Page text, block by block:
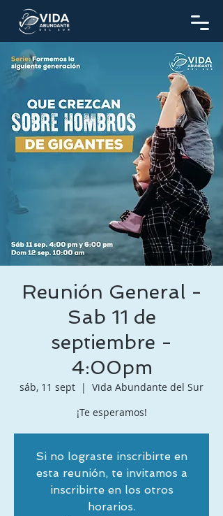
Reunión General -
Sab 11 de
septiembre -
4:00pm
sáb, 11 sept
  |
Vida Abundante del Sur
¡Te esperamos!
Si no lograste inscribirte en
esta reunión, te invitamos a
inscribirte en los otros
horarios.